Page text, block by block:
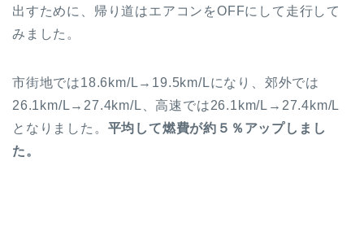
出すために、帰り道はエアコンをOFFにして走行して
みました。
市街地では18.6km/L→19.5km/Lになり、郊外では
26.1km/L→27.4km/L、高速では26.1km/L→27.4km/L
となりました。 平均して燃費が約５％アップしまし
た。